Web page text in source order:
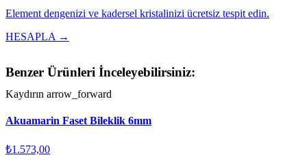
Element dengenizi ve kadersel kristalinizi ücretsiz tespit edin.
HESAPLA →
Benzer Ürünleri İnceleyebilirsiniz:
Kaydırın arrow_forward
Akuamarin Faset Bileklik 6mm
₺1.573,00